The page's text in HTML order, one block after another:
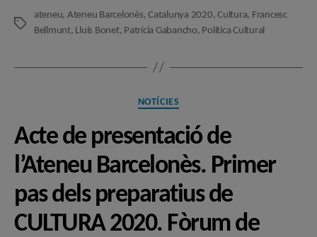
Etiquetes
ateneu, Ateneu Barcelonès,Catalunya 2020,Cultura, Francesc
Bellmunt, Lluís Bonet, Patrícia Gabancho, Política Cultural
Categories
NOTÍCIES
Acte de presentació de
l’Ateneu Barcelonès. Primer
pas dels preparatius de
CULTURA 2020. Fòrum de